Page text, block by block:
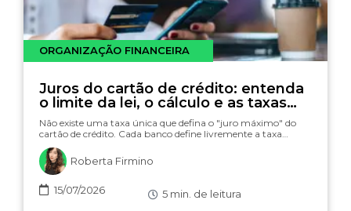
ORGANIZAÇÃO FINANCEIRA
Juros do cartão de crédito: entenda
o limite da lei, o cálculo e as taxas
(com simulador)
Não existe uma taxa única que defina o "juro máximo" do
cartão de crédito. Cada banco define livremente a taxa…
Roberta Firmino
15/07/2026 5 min. de leitura